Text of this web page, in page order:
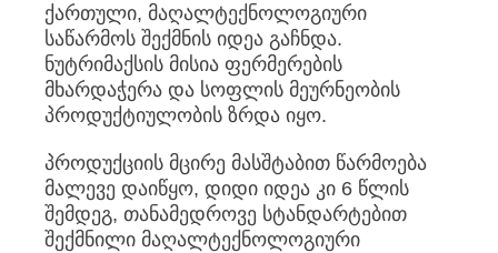
ქართული, მაღალტექნოლოგიური
საწარმოს შექმნის იდეა გაჩნდა.
ნუტრიმაქსის მისია ფერმერების
მხარდაჭერა და სოფლის მეურნეობის
პროდუქტიულობის ზრდა იყო.
პროდუქციის მცირე მასშტაბით წარმოება
მალევე დაიწყო, დიდი იდეა კი 6 წლის
შემდეგ, თანამედროვე სტანდარტებით
შექმნილი მაღალტექნოლოგიური